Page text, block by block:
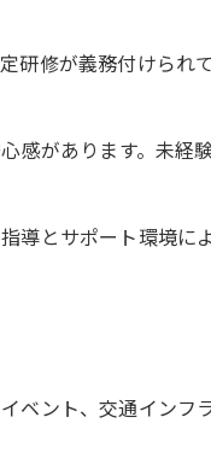
研修が義務付けられ
感があります。未経
導とサポート環境に
ベント、交通インフ